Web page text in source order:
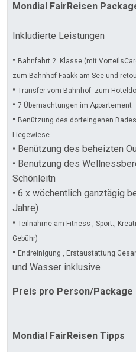
Mondial FairReisen
Inkludierte Leistungen
• Bahnfahrt 2. Klasse (mit
zum Bahnhof Faakk am See und
• Transfer vom Bahnhof zum
• 7 Übernachtungen im Appartement
• Benützung des dorfeingenen
Liegewiese
• Benützung des beheizten
• Benützung des
Schönleitn
• 6 x wöchentlich ganztägig
Jahre)
• Teilnahme am Fitness-, Sport.,
Gebühr)
• Endreinigung , Erstaustattung
und Wasser inklusive
Preis pro Person/Package
Mondial FairReisen Tipps